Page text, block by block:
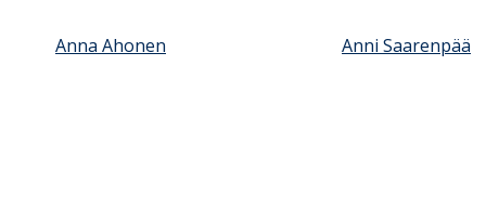
Anna Ahonen Anni Saarenpää